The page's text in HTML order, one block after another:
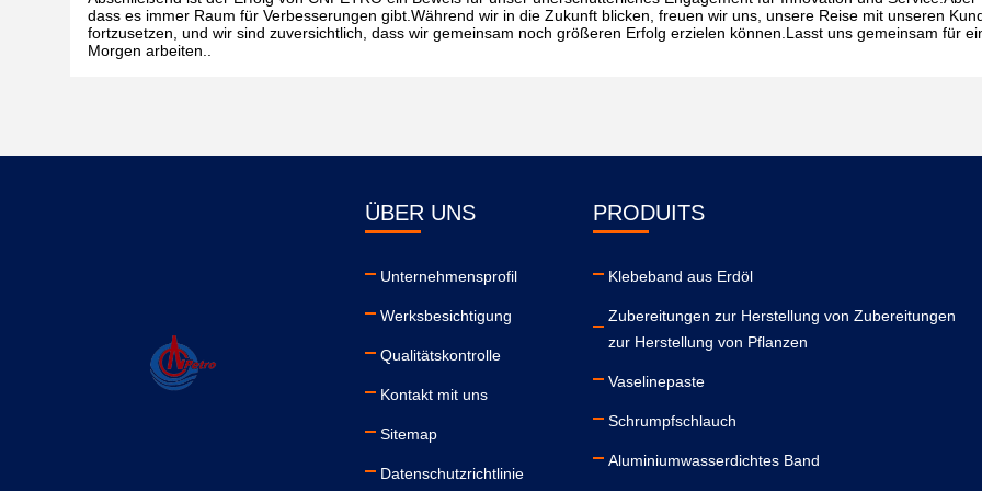
dass es immer Raum für Verbesserungen gibt.Während wir in die Zukunft blicken, freuen wir uns, unsere Reise mit unseren
fortzusetzen, und wir sind zuversichtlich, dass wir gemeinsam noch größeren Erfolg erzielen können.Lasst uns gemeinsam für
Morgen arbeiten..
ÜBER UNS
Unternehmensprofil
Werksbesichtigung
Qualitätskontrolle
Kontakt mit uns
Sitemap
Datenschutzrichtlinie
PRODUITS
Klebeband aus Erdöl
Zubereitungen zur Herstellung von Zubereitungen
zur Herstellung von Pflanzen
Vaselinepaste
Schrumpfschlauch
Aluminiumwasserdichtes Band